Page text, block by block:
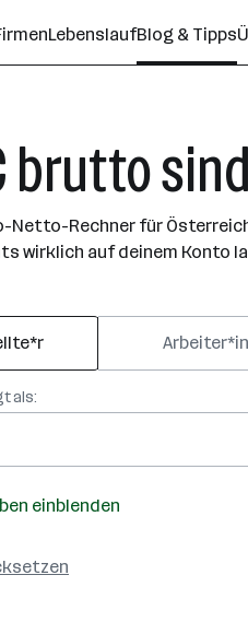
LebenslaufBlog & Tipps
brutto
Netto-Rechner für
wirklich auf deinem Konto
Arbeiter*in
als:
einblenden